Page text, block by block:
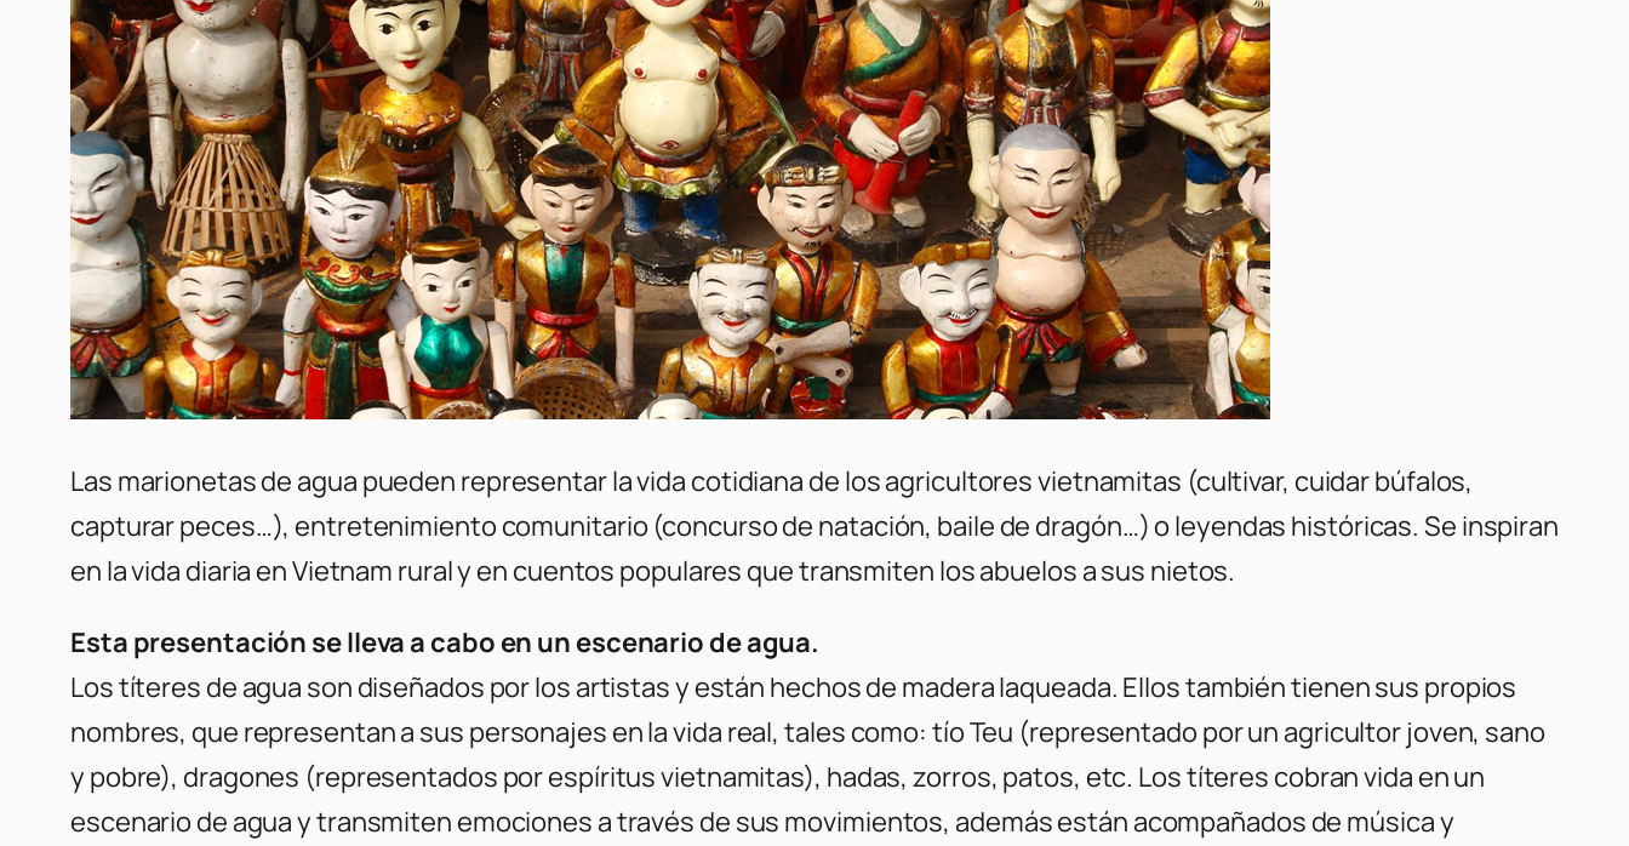
Las marionetas de agua pueden representar la vida cotidiana de los agricultores vietnamitas (cultivar, cuidar búfalos,
capturar peces…), entretenimiento comunitario (concurso de natación, baile de dragón…) o leyendas históricas. Se inspiran
en la vida diaria en Vietnam rural y en cuentos populares que transmiten los abuelos a sus nietos.
Esta presentación se lleva a cabo en un escenario de agua.
Los títeres de agua son diseñados por los artistas y están hechos de madera laqueada. Ellos también tienen sus propios
nombres, que representan a sus personajes en la vida real, tales como: tío Teu (representado por un agricultor joven, sano
y pobre), dragones (representados por espíritus vietnamitas), hadas, zorros, patos, etc. Los títeres cobran vida en un
escenario de agua y transmiten emociones a través de sus movimientos, además están acompañados de música y